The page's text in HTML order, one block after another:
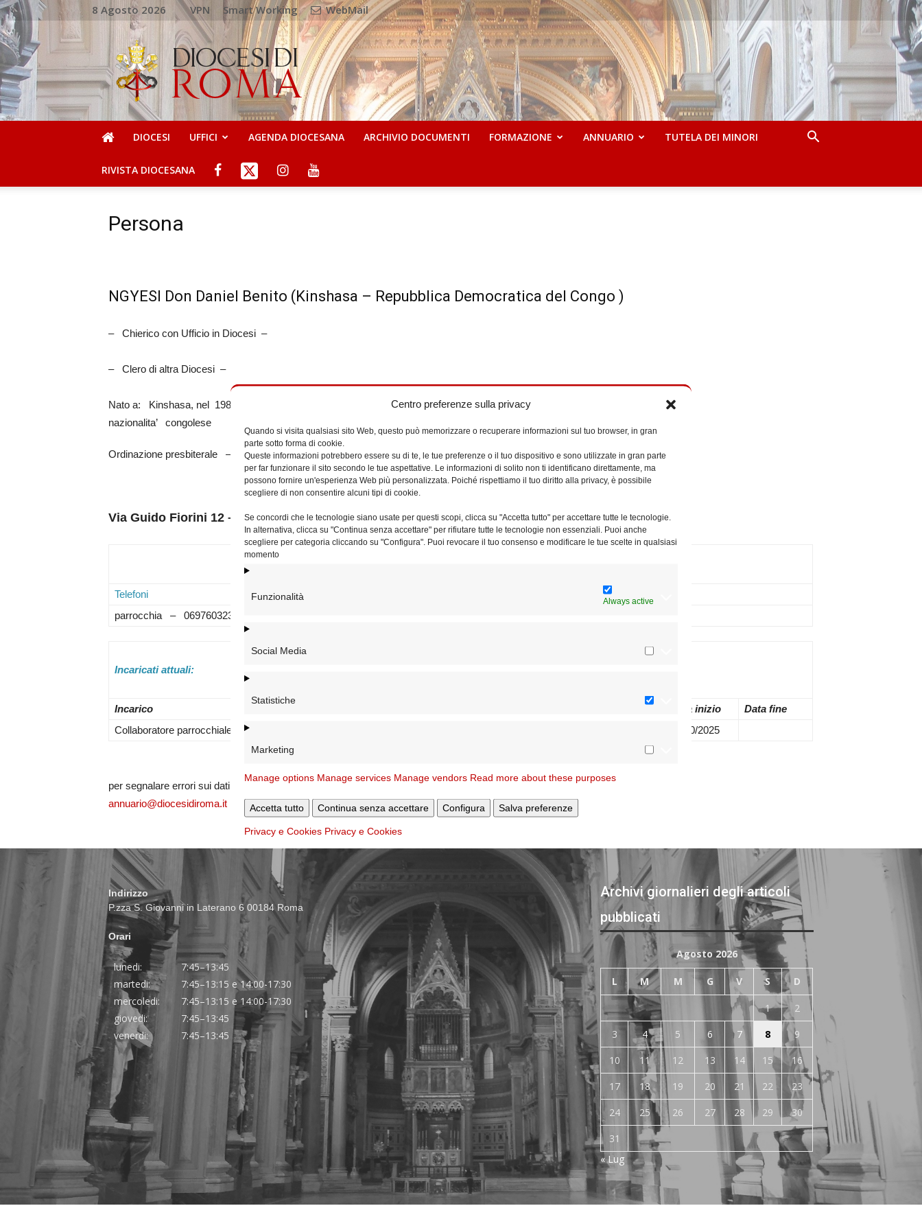
Centro preferenze sulla privacy
Quando si visita qualsiasi sito Web, questo può memorizzare o recuperare informazioni sul tuo browser, in gran
parte sotto forma di cookie.
Queste informazioni potrebbero essere su di te, le tue preferenze o il tuo dispositivo e sono utilizzate in gran parte
per far funzionare il sito secondo le tue aspettative. Le informazioni di solito non ti identificano direttamente, ma
possono fornire un'esperienza Web più personalizzata. Poiché rispettiamo il tuo diritto alla privacy, è possibile
scegliere di non consentire alcuni tipi di cookie.
Se concordi che le tecnologie siano usate per questi scopi, clicca su "Accetta tutto" per accettare tutte le tecnologie.
In alternativa, clicca su "Continua senza accettare" per rifiutare tutte le tecnologie non essenziali. Puoi anche
scegliere per categoria cliccando su "Configura". Puoi revocare il tuo consenso e modificare le tue scelte in qualsiasi
momento
Funzionalità Always active
Social Media
Statistiche
Marketing
Manage options Manage services Manage vendors Read more about these purposes
Accetta tutto Continua senza accettare Configura Salva preferenze
Privacy e Cookies Privacy e Cookies
8 Agosto 2026 VPN Smart Working WebMail
DIOCESI
DI
ROMA
DIOCESI UFFICI AGENDA DIOCESANA ARCHIVIO DOCUMENTI FORMAZIONE ANNUARIO TUTELA DEI MINORI
RIVISTA DIOCESANA
Persona
NGYESI Don Daniel Benito (Kinshasa – Repubblica Democratica del Congo )
– Chierico con Ufficio in Diocesi –
– Clero di altra Diocesi –
Nato a: Kinshasa, nel 1987
nazionalita’ congolese
Ordinazione presbiterale – 03/07/2016 – – Arcidiocesi Metropolitana di Kinshasa – Repubblica Democratica del Congo
Via Guido Fiorini 12 – 00132 Roma
Telefoni
Note
parrocchia – 0697603235
Incaricati attuali:
Incarico N. Decreto Data inizio
Data fine
Collaboratore parrocchiale –
01/10/2025
per segnalare errori sui dati e/o integrare ulteriori informazioni:
annuario@diocesidiroma.it
Indirizzo
P.zza S. Giovanni in Laterano 6 00184 Roma
Orari
lunedi:
7:45–13:45
martedi:
7:45–13:15 e 14:00-17:30
mercoledi:
7:45–13:15 e 14:00-17:30
giovedi:
7:45–13:45
venerdi:
7:45–13:45
Archivi giornalieri degli articoli
pubblicati
Agosto 2026
L M M G V S D
1
2
3
4 5 6 7 8
9
10
11 12 13 14 15
16
17
18 19 20 21 22
23
24
25 26 27 28 29
30
31
« Lug